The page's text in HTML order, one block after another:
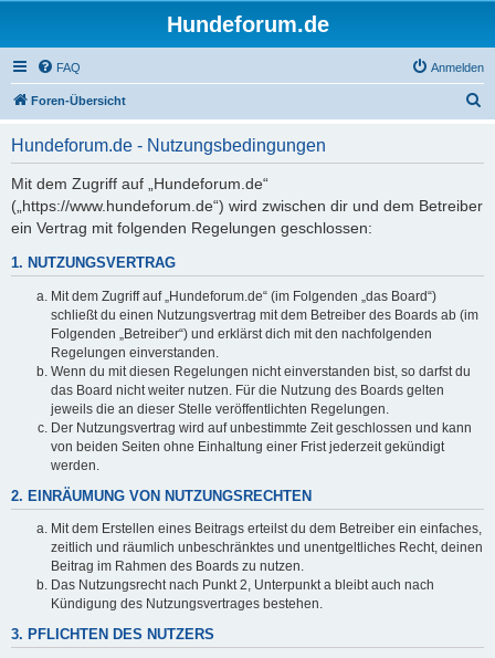
Hundeforum.de
FAQ Anmelden
Foren-Übersicht
Hundeforum.de - Nutzungsbedingungen
Mit dem Zugriff auf „Hundeforum.de“
(„https://www.hundeforum.de“) wird zwischen dir und dem Betreiber
ein Vertrag mit folgenden Regelungen geschlossen:
1. NUTZUNGSVERTRAG
Mit dem Zugriff auf „Hundeforum.de“ (im Folgenden „das Board“)
schließt du einen Nutzungsvertrag mit dem Betreiber des Boards ab (im
Folgenden „Betreiber“) und erklärst dich mit den nachfolgenden
Regelungen einverstanden.
Wenn du mit diesen Regelungen nicht einverstanden bist, so darfst du
das Board nicht weiter nutzen. Für die Nutzung des Boards gelten
jeweils die an dieser Stelle veröffentlichten Regelungen.
Der Nutzungsvertrag wird auf unbestimmte Zeit geschlossen und kann
von beiden Seiten ohne Einhaltung einer Frist jederzeit gekündigt
werden.
2. EINRÄUMUNG VON NUTZUNGSRECHTEN
Mit dem Erstellen eines Beitrags erteilst du dem Betreiber ein einfaches,
zeitlich und räumlich unbeschränktes und unentgeltliches Recht, deinen
Beitrag im Rahmen des Boards zu nutzen.
Das Nutzungsrecht nach Punkt 2, Unterpunkt a bleibt auch nach
Kündigung des Nutzungsvertrages bestehen.
3. PFLICHTEN DES NUTZERS